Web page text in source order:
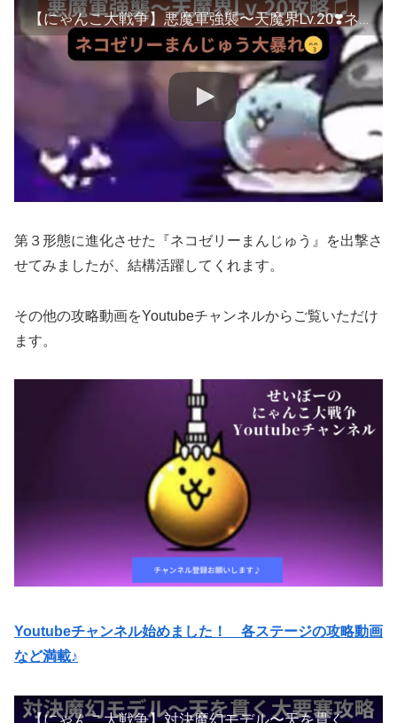
【にゃんこ大戦争】悪魔軍強襲〜天魔界Lv.20❣️ネコゼリーまんじゅうで削り倒します♫
第３形態に進化させた『ネコゼリーまんじゅう』を出撃さ
せてみましたが、結構活躍してくれます。
その他の攻略動画をYoutubeチャンネルからご覧いただけ
ます。
Youtubeチャンネル始めました！ 各ステージの攻略動画
など満載♪